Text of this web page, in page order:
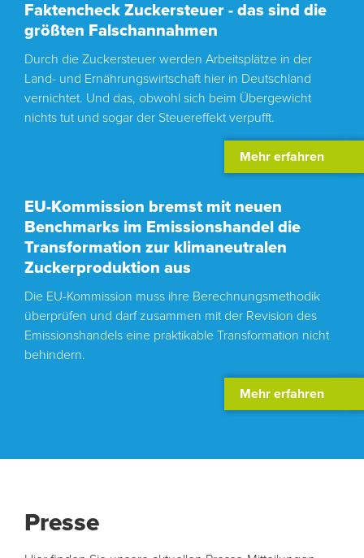
Faktencheck Zuckersteuer - das sind die
größten Falschannahmen
Durch die Zuckersteuer werden Arbeitsplätze in der
Land- und Ernährungswirtschaft hier in Deutschland
vernichtet. Und das, obwohl sich beim Übergewicht
nichts tut und sogar der Steuereffekt verpufft.
Mehr erfahren
EU-Kommission bremst mit neuen
Benchmarks im Emissionshandel die
Transformation zur klimaneutralen
Zuckerproduktion aus
Die EU-Kommission muss ihre Berechnungsmethodik
überprüfen und darf zusammen mit der Revision des
Emissionshandels eine praktikable Transformation nicht
behindern.
Mehr erfahren
Presse